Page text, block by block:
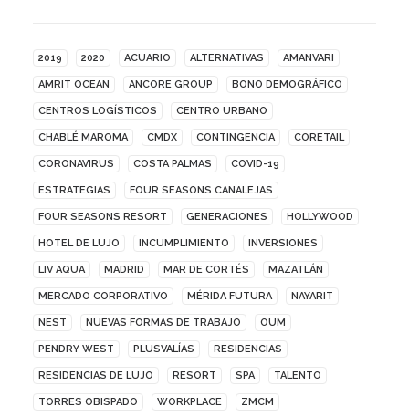
2019 2020 ACUARIO ALTERNATIVAS AMANVARI
AMRIT OCEAN ANCORE GROUP BONO DEMOGRÁFICO
CENTROS LOGÍSTICOS CENTRO URBANO
CHABLÉ MAROMA CMDX CONTINGENCIA CORETAIL
CORONAVIRUS COSTA PALMAS COVID-19
ESTRATEGIAS FOUR SEASONS CANALEJAS
FOUR SEASONS RESORT GENERACIONES HOLLYWOOD
HOTEL DE LUJO INCUMPLIMIENTO INVERSIONES
LIV AQUA MADRID MAR DE CORTÉS MAZATLÁN
MERCADO CORPORATIVO MÉRIDA FUTURA NAYARIT
NEST NUEVAS FORMAS DE TRABAJO OUM
PENDRY WEST PLUSVALÍAS RESIDENCIAS
RESIDENCIAS DE LUJO RESORT SPA TALENTO
TORRES OBISPADO WORKPLACE ZMCM